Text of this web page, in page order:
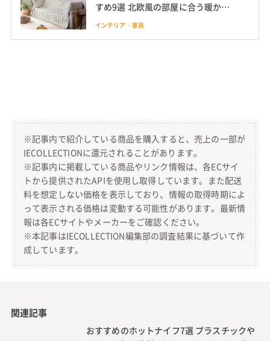
すめ9選 北欧風の部屋に合う暖かい
素材
インテリア・家具
※記事内で紹介している商品を購入すると、売上の一部が
IECOLLECTIONに還元されることがあります。
※記事内に掲載している商品やリンク情報は、各ECサイ
トから提供されたAPIを使用し取得しています。また配送
料を想定しない価格を表示しており、情報の取得時期によ
って表示される価格は変動する可能性があります。最新情
報は各ECサイトやメーカーをご確認ください。
※本記事はIECOLLECTION編集部の調査結果に基づいて作
成しています。
関連記事
おすすめのホットナイフ7選 プラスチックや